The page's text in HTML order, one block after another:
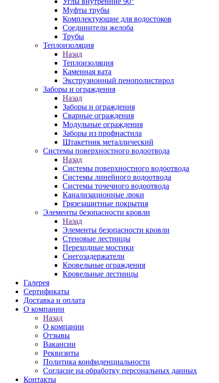
Муфты трубы
Комплектующие для водостоков
Соединители желоба
Трубы
Теплоизоляция
Назад
Теплоизоляция
Каменная вата
Экструзионный пенополистирол
Заборы и ограждения
Назад
Заборы и ограждения
Сварные ограждения
Модульные ограждения
Заборы из профнастила
Штакетник металлический
Системы поверхностного водоотвода
Назад
Системы поверхностного водоотвода
Системы линейного водоотвода
Системы точечного водоотвода
Канализационные люки
Грязезащитные покрытия
Элементы безопасности кровли
Назад
Элементы безопасности кровли
Стеновые лестницы
Переходные мостики
Снегозадержатели
Кровельные ограждения
Кровельные лестницы
Галерея
Сертификаты
Доставка и оплата
О компании
Назад
О компании
Отзывы
Вакансии
Реквизиты
Политика конфиденциальности
Согласие на обработку персональных данных
Контакты